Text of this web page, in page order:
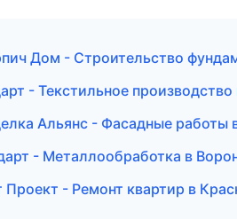
Дом - Строительство
- Текстильное производство
Альянс - Фасадные работы
- Металлообработка в
Проект - Ремонт квартир в